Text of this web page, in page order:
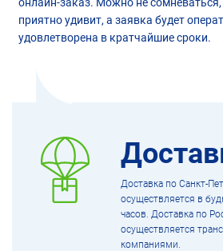
приятно удивит, а заявка будет
удовлетворена в кратчайшие сроки.
Доставка по Санкт-
осуществляется в
часов. Доставка по
осуществляется
компаниями.